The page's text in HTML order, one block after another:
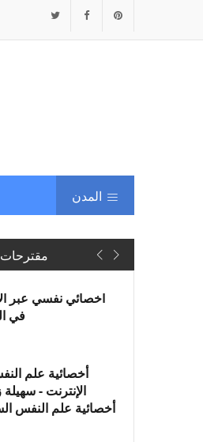
المدن
مقترحات
أخصائي نفسي عبر
في
أخصائية علم
الإنترنت -
أخصائية علم النفس